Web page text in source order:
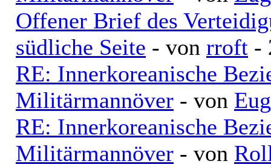
Offener Brief des
südliche Seite - von rroft -
RE: Innerkoreanische
Militärmannöver - von
RE: Innerkoreanische
Militärmannöver - von